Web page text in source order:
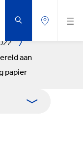
aan
papier